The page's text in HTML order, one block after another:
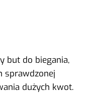
but do biegania,
sprawdzonej
dużych kwot.